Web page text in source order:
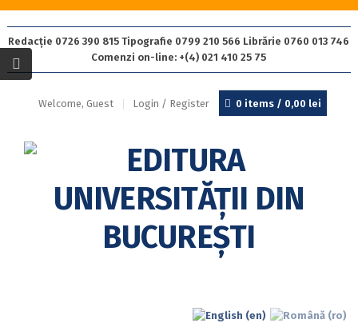
Redacție 0726 390 815 Tipografie 0799 210 566 Librărie 0760 013 746
Comenzi on-line: +(4) 021 410 25 75
Welcome, Guest Login / Register 0 items / 0,00 lei